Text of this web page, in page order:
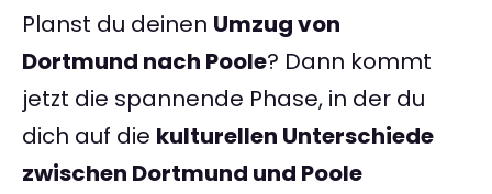
Planst du deinen Umzug von
Dortmund nach Poole? Dann kommt
jetzt die spannende Phase, in der du
dich auf die kulturellen Unterschiede
zwischen Dortmund und Poole